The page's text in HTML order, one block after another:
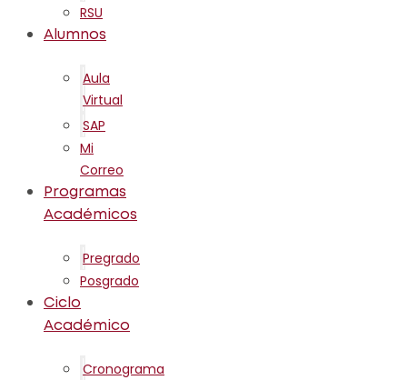
RSU
Alumnos
Aula
Virtual
SAP
Mi
Correo
Programas
Académicos
Pregrado
Posgrado
Ciclo
Académico
Cronograma